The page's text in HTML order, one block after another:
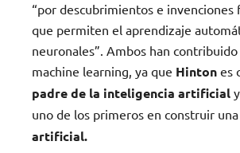
“por descubrimientos e invenciones
que permiten el aprendizaje
neuronales”. Ambos han
machine learning, ya que Hinton es
padre de la inteligencia artificial y
uno de los primeros en construir una
artificial.